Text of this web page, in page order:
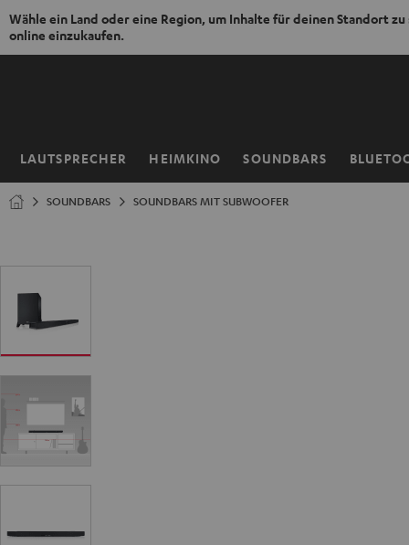
Wähle ein Land oder eine Region, um Inhalte für deinen Standort zu
online einzukaufen.
ZUM
LAUTSPRECHER HEIMKINO SOUNDBARS
Startseite
SOUNDBARS SOUNDBARS MIT SUBWOOFER